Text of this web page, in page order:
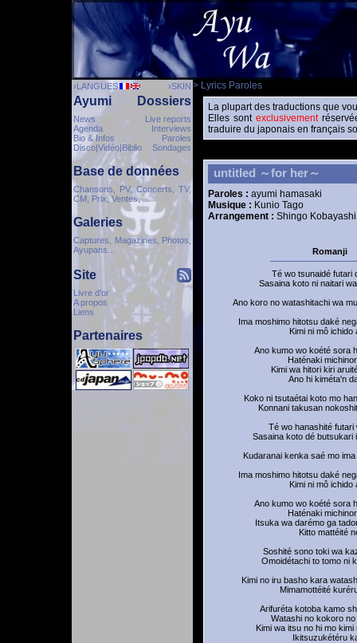
›LANGUES ›SKIN
Ayumi
News
Agenda
Bio & Infos
Disco|Vidéo|Biblio
Dossiers
Live reports
Interviews
Paroles
Sondages
Base de données
Chansons, PV, Concerts, TV,
CM, Prix, Ventes, ...
Galeries
Captures, Magazines, Photos,
Ayupans...
Site
Livre d'or
A propos
Liens
Partenaires
> Lyrics Paroles
La plupart des traductions que
Elles sontexclusivement
traduire du japonais en français
untitled ～for her～
Paroles : ayumi hamasaki
Musique : Kunio Tago
Arrangement : Shingo Kobayashi
Romanji
Té wo tsunaidé futari
Sasaina koto ni naitari
Ano koro no watashitachi wa
Ima moshimo hitotsu daké
Kimi ni mô ichido
Ano kumo wo koété sora
Haténaki
Kimi wa hitori kiri
Ano hi kiméta'n
Koko ni tsutaétai koto mo
Konnani takusan
Té wo hanashité futari
Sasaina koto dé butsukari
Kudaranai kenka saé mo
Ima moshimo hitotsu daké
Kimi ni mô ichido
Ano kumo wo koété sora
Haténaki
Itsuka wa darémo ga
Kitto mattéité
Soshité sono toki wa
Omoidétachi to tomo ni
Kimi no iru basho kara
Mimamottéité
Arifuréta kotoba kamo
Watashi no kokoro
Kimi wa itsu no hi mo kimi
Ikitsuzukétéru